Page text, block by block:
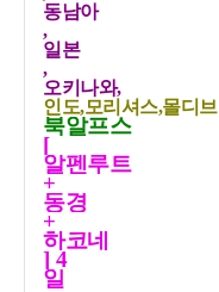
동남아
,
일본
,
오키나와,
인도,모리셔스,몰디브
북알프스
[
알펜루트
+
동경
+
하코네
] 4
일